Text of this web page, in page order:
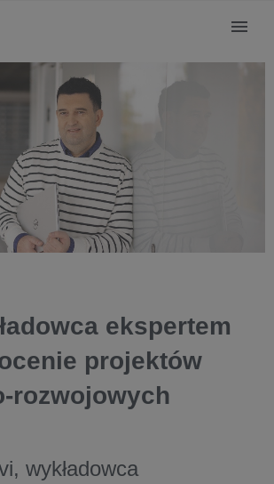
ekspertem
projektów
rozwojowych
wykładowca